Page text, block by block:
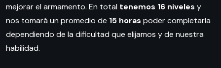
mejorar el armamento. En total tenemos 16 niveles y
nos tomará un promedio de 15 horas poder completarla
dependiendo de la dificultad que elijamos y de nuestra
habilidad.